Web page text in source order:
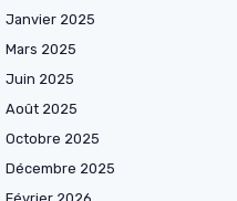
Janvier 2025
Mars 2025
Juin 2025
Août 2025
Octobre 2025
Décembre 2025